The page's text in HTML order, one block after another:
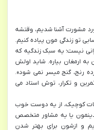
مشورت آشنا شدیم، وقتشه
تو زندگی مون پیاده کنیم.
نیست؛ یه سبک زندگیه که
ارمغان بیاره. شاید اولش
رنج، گنج میسر نمی شود».
و تکرار، توش استاد می
کوچیک، از یه دوست خوب
یا یه مشاور متخصص
و ازشون برای بهتر شدن